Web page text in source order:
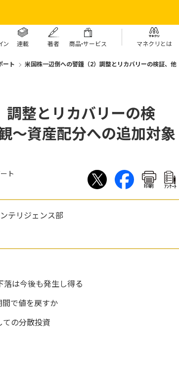
ン 連載 著者 商品・サービス マネクリとは
ート
米国株一辺倒への警鐘（2）調整とリカバリーの検証、他
整とリカバリーの検
～資産配分への追加対象
ト
印刷 ｱﾝｹｰﾄ
テリジェンス部
は今後も発生し得る
で値を戻すか
の分散投資